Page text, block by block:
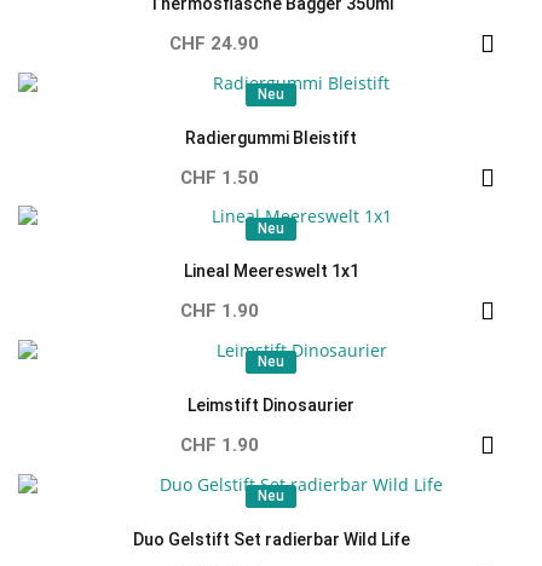
CHF 24.90
Neu
Neu
Radiergummi Bleistift
CHF 1.50
Neu
Neu
Lineal Meereswelt 1x1
CHF 1.90
Neu
Neu
Leimstift Dinosaurier
CHF 1.90
Neu
Neu
Duo Gelstift Set radierbar Wild Life